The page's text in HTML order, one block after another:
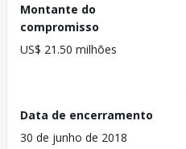
Montante do
compromisso
US$ 21.50 milhões
Data de encerramento
30 de junho de 2018